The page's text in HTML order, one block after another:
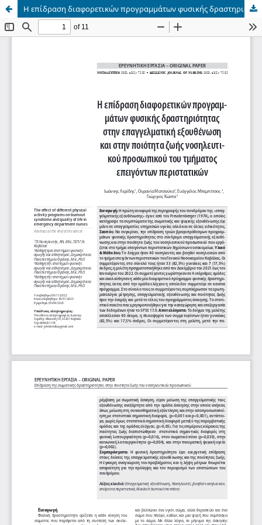
Η επίδραση διαφορετικών προγραμμάτων φυσικής δραστηριότητας στην επαγγελματική εξουθένωση και στην ποιότητα ζωής νοσηλευτι- κού προσωπικού του τμήματος επειγόντων περιστατικών